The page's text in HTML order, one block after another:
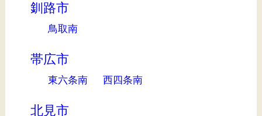
釧路市
鳥取南
帯広市
東六条南 西四条南
北見市